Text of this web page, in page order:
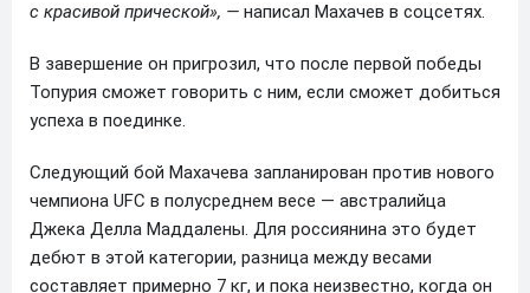
с красивой прической», — написал Махачев в соцсетях.
В завершение он пригрозил, что после первой победы
Топурия сможет говорить с ним, если сможет добиться
успеха в поединке.
Следующий бой Махачева запланирован против нового
чемпиона UFC в полусреднем весе — австралийца
Джека Делла Маддалены. Для россиянина это будет
дебют в этой категории, разница между весами
составляет примерно 7 кг, и пока неизвестно, когда он